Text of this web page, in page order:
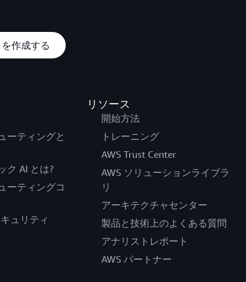
作成する
ーティングと
ク AI とは?
ーティングコ
ュリティ
リソース
開始方法
トレーニング
AWS Trust Center
AWS ソリューションライブラ
リ
アーキテクチャセンター
製品と技術上のよくある質問
アナリストレポート
AWS パートナー